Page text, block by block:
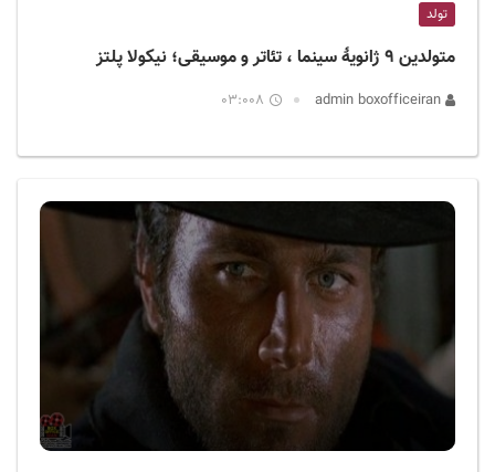
تولد
متولدین ۹ ژانویهٔ سینما ، تئاتر و موسیقی؛ نیکولا پلتز
03:008